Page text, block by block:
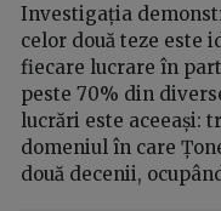
Investigația
celor două teze este
fiecare lucrare în
peste 70% din
lucrări este aceeași:
domeniul în care
două decenii,